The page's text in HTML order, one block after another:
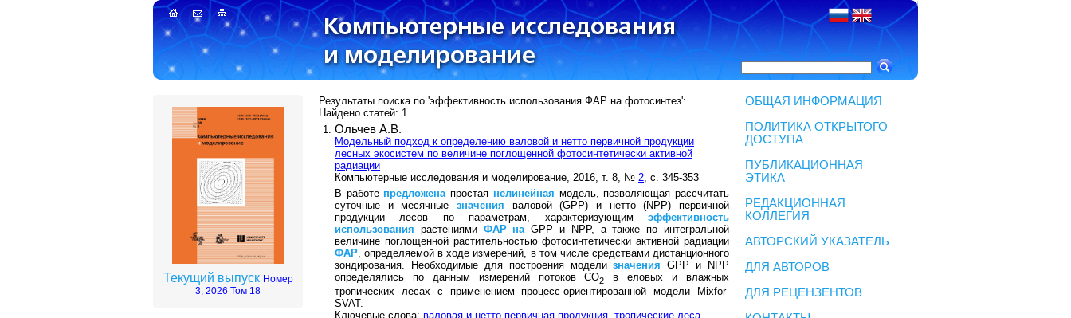
Текущий выпуск Номер
3, 2026 Том 18
Результаты поиска по 'эффективность использования ФАР на фотосинтез':
Найдено статей: 1
Ольчев А.В.
Модельный подход к определению валовой и нетто первичной продукции
лесных экосистем по величине поглощенной фотосинтетически активной
радиации
Компьютерные исследования и моделирование, 2016, т. 8, № 2, с. 345-353
В работе предложенапростая нелинейная модель, позволяющая рассчитать
суточные и месячные значения валовой (GPP) и нетто (NPP) первичной
продукции лесов по параметрам, характеризующим эффективность
использования растениями ФАР наGPP и NPP, а также по интегральной
величине поглощенной растительностью фотосинтетически активной радиации
ФАР, определяемой в ходе измерений, в том числе средствами дистанционного
зондирования. Необходимые для построения моделизначения GPP и NPP
определялись по данным измерений потоков СО2
в еловых и влажных
тропических лесах с применением процесс-ориентированной модели Mixfor-
SVAT.
Ключевые слова: валовая и нетто первичная продукция тропические леса
ОБЩАЯ ИНФОРМАЦИЯ
ПОЛИТИКА ОТКРЫТОГО
ДОСТУПА
ПУБЛИКАЦИОННАЯ
ЭТИКА
РЕДАКЦИОННАЯ
КОЛЛЕГИЯ
АВТОРСКИЙ УКАЗАТЕЛЬ
ДЛЯ АВТОРОВ
ДЛЯ РЕЦЕНЗЕНТОВ